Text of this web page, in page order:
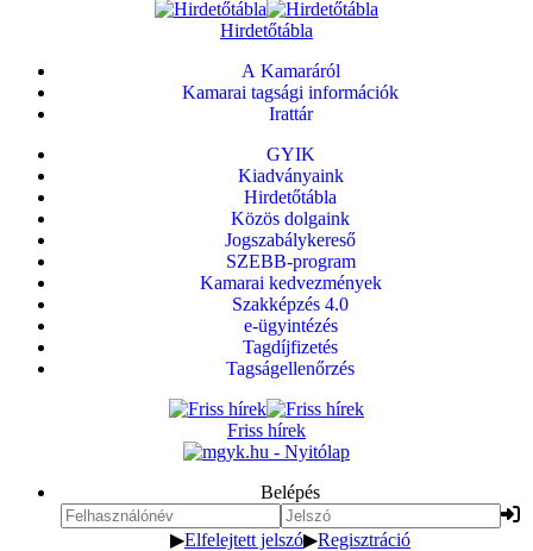
Hirdetőtábla
A Kamaráról
Kamarai tagsági információk
Irattár
GYIK
Kiadványaink
Hirdetőtábla
Közös dolgaink
Jogszabálykereső
SZEBB-program
Kamarai kedvezmények
Szakképzés 4.0
e-ügyintézés
Tagdíjfizetés
Tagságellenőrzés
Friss hírek
Belépés
▶Elfelejtett jelszó▶Regisztráció